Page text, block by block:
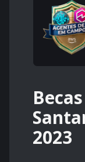
2023